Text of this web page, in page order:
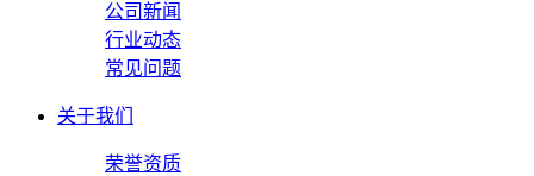
公司新闻
行业动态
常见问题
关于我们
荣誉资质